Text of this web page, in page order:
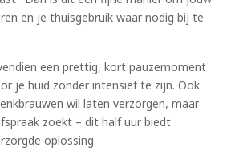
en je thuisgebruik waar nodig bij te
een prettig, kort pauzemoment
je huid zonder intensief te zijn. Ook
wil laten verzorgen, maar
zoekt – dit half uur biedt
oplossing.